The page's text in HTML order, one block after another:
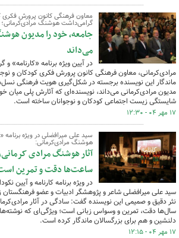
معاون فرهنگی کانون پرورش فکری
گرامی‌داشت هوشنگ مرادی‌کرمانی؛
جامعه، خود را مدیون
می‌داند
در آیین ویژه برنامه
مرادی‌کرمانی، معاون فرهنگی کانون پرورش فکری کودکان و
ماندگار این نویسنده برجسته در شکل‌گیری هویت فرهنگی
مدیون مرادی‌کرمانی می‌داند، نویسنده‌ای که آثارش پلی میان
شایستگی زیست اجتماعی کودکان و نوجوانان ساخته است.
۱۷ مهر ۰۴ - ۱۲:۳۰
سید علی میرافضلی در ویژه برنامه
هوشنگ مرادی‌کرمانی:
آثار هوشنگ مرادی
ساعت‌ها دقت و تمرین
در ویژه برنامه کارنامه و آیین
سید علی میرافضلی شاعر و پژوهشگر ادبیات و عضو فرهنگستان
نثر دقیق و صمیمی این نویسنده گفت: سادگی در آثار
سال‌ها دقت، تمرین و وسواس زبانی است؛ ویژگی‌ای که
دلنشین و هم برای بزرگسالان ماندگار کرده است.
۱۷ مهر ۰۴ - ۱۲:۱۵